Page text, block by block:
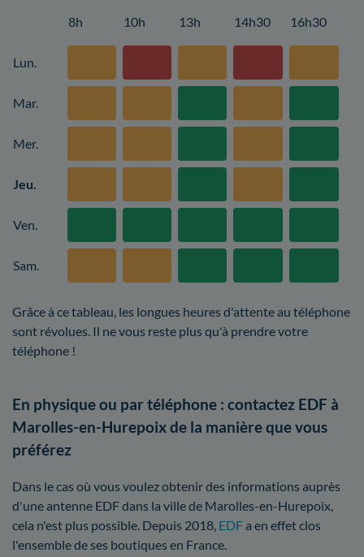
8h 10h 13h 14h30 16h30
Lun.
Mar.
Mer.
Jeu.
Ven.
Sam.
Grâce à ce tableau, les longues heures d'attente au téléphone
sont révolues. Il ne vous reste plus qu'à prendre votre
téléphone !
En physique ou par téléphone : contactez EDF à
Marolles-en-Hurepoix de la manière que vous
préférez
Dans le cas où vous voulez obtenir des informations auprès
d'une antenne EDF dans la ville de Marolles-en-Hurepoix,
cela n'est plus possible. Depuis 2018, EDFa en effet clos
l'ensemble de ses boutiques en France.